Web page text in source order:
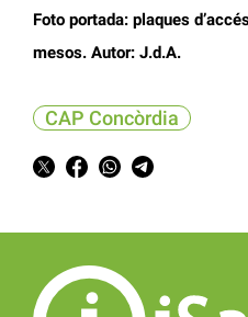
Foto portada: plaques
mesos. Autor: J.d.A.
CAP Concòrdia